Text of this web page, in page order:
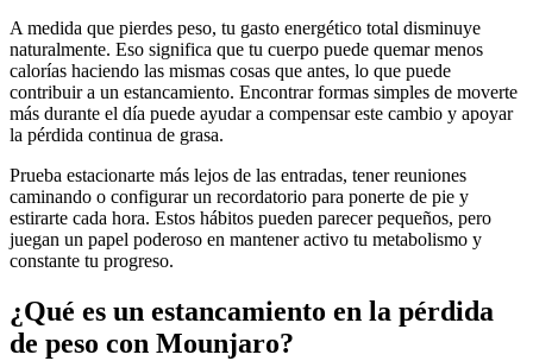
A medida que pierdes peso, tu gasto energético total disminuye
naturalmente. Eso significa que tu cuerpo puede quemar menos
calorías haciendo las mismas cosas que antes, lo que puede
contribuir a un estancamiento. Encontrar formas simples de moverte
más durante el día puede ayudar a compensar este cambio y apoyar
la pérdida continua de grasa.
Prueba estacionarte más lejos de las entradas, tener reuniones
caminando o configurar un recordatorio para ponerte de pie y
estirarte cada hora. Estos hábitos pueden parecer pequeños, pero
juegan un papel poderoso en mantener activo tu metabolismo y
constante tu progreso.
¿Qué es un estancamiento en la pérdida
de peso con Mounjaro?